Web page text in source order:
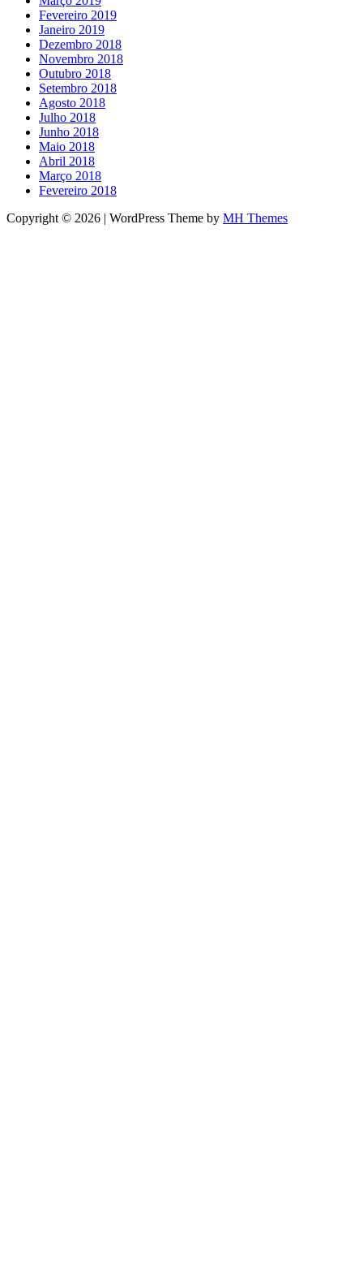
Fevereiro 2019
Janeiro 2019
Dezembro 2018
Novembro 2018
Outubro 2018
Setembro 2018
Agosto 2018
Julho 2018
Junho 2018
Maio 2018
Abril 2018
Março 2018
Fevereiro 2018
Copyright © 2026 | WordPress Theme by MH Themes